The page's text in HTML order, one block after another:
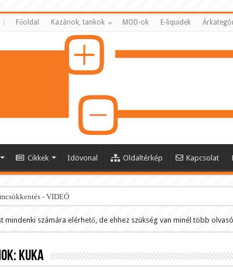
Főoldal Kazánok, tankok MOD-ok E-liquidek
Cikkek Idövonal Oldaltérkép Kapcsolat
- VIDEÓ
használati szokások 2.0
Podcast alkalmazás letöltése
podcast lejátszási lista
mindenki számára elérhető, de ehhez szükség van minél több
Kuka